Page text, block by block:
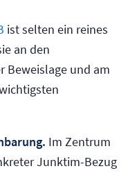
ist selten ein reines
an den
Beweislage und am
Im Zentrum
Junktim-Bezug